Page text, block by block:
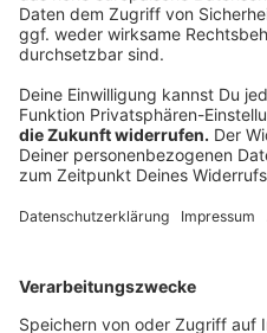
Anzeige
Anzeige
Anzeige